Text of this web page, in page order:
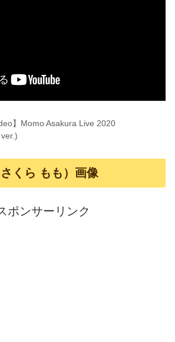
】Momo Asakura Live 2020
くら もも）画像
ポンサーリンク